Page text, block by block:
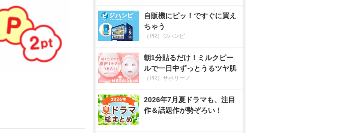
自販機にピッ！ですぐに買え
ちゃう
（PR）ジハンピ
朝1分貼るだけ！ミルクピー
ルで一日中ずっとうるツヤ肌
（PR）サボリーノ
2026年7月夏ドラマも、注目
作＆話題作が勢ぞろい！